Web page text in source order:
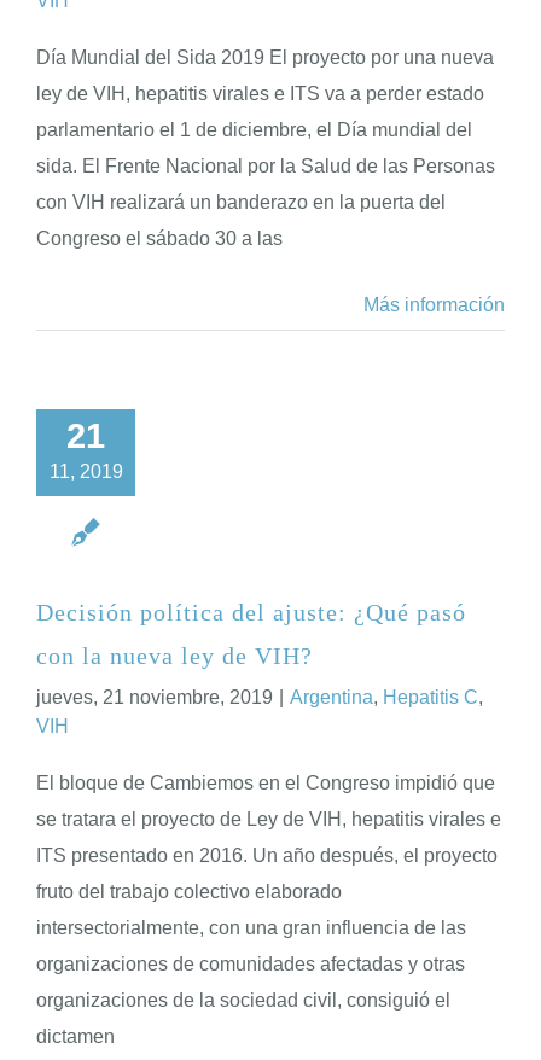
Día Mundial del Sida 2019 El proyecto por una nueva
ley de VIH, hepatitis virales e ITS va a perder estado
parlamentario el 1 de diciembre, el Día mundial del
sida. El Frente Nacional por la Salud de las Personas
con VIH realizará un banderazo en la puerta del
Congreso el sábado 30 a las
Más información
21
11, 2019
Decisión política del ajuste: ¿Qué pasó
con la nueva ley de VIH?
jueves, 21 noviembre, 2019 Argentina, Hepatitis C,
VIH
El bloque de Cambiemos en el Congreso impidió que
se tratara el proyecto de Ley de VIH, hepatitis virales e
ITS presentado en 2016. Un año después, el proyecto
fruto del trabajo colectivo elaborado
intersectorialmente, con una gran influencia de las
organizaciones de comunidades afectadas y otras
organizaciones de la sociedad civil, consiguió el
dictamen